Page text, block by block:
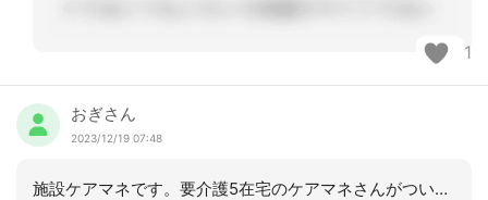
1
おぎさん
2023/12/19 07:48
施設ケアマネです。要介護5在宅のケアマネさんがついているようですが、息子さんが夫